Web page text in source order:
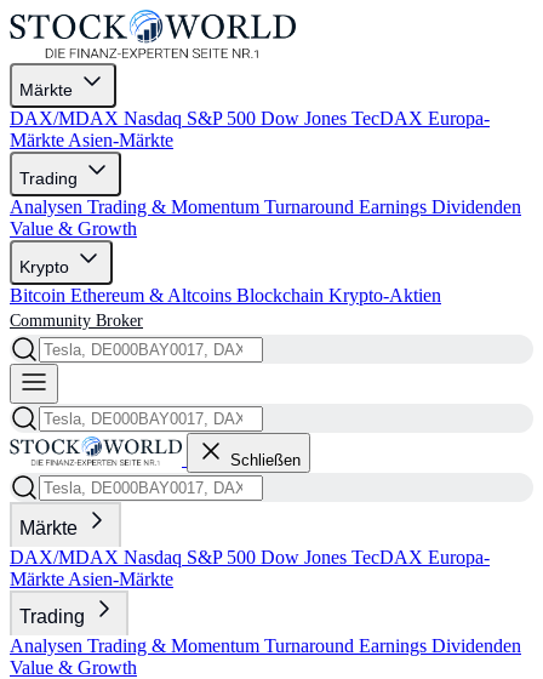
Märkte
DAX/MDAX Nasdaq S&P 500 Dow Jones TecDAX Europa-
Märkte Asien-Märkte
Trading
Analysen Trading & Momentum Turnaround Earnings Dividenden
Value & Growth
Krypto
Bitcoin Ethereum & Altcoins Blockchain Krypto-Aktien
Community Broker
Schließen
Märkte
DAX/MDAX Nasdaq S&P 500 Dow Jones TecDAX Europa-
Märkte Asien-Märkte
Trading
Analysen Trading & Momentum Turnaround Earnings Dividenden
Value & Growth